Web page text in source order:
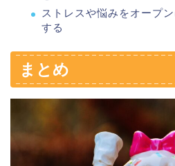
ストレスや悩みをオープ
する
まとめ